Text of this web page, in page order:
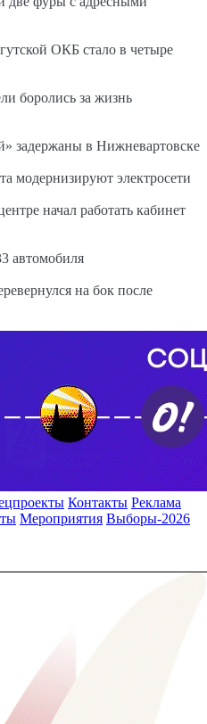
ОКБ стало в четыре
боролись за жизнь
задержаны в Нижневартовске
модернизируют электросети
начал работать кабинет
автомобиля
на бок после
Контакты Реклама
Мероприятия Выборы-2026